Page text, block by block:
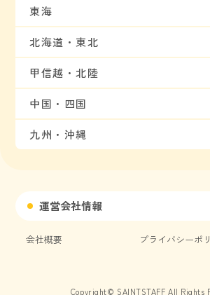
東海
北海道・東北
甲信越・北陸
中国・四国
九州・沖縄
運営会社情報
会社概要 プライバシーポ
Copyright© SAINTSTAFF All Rights